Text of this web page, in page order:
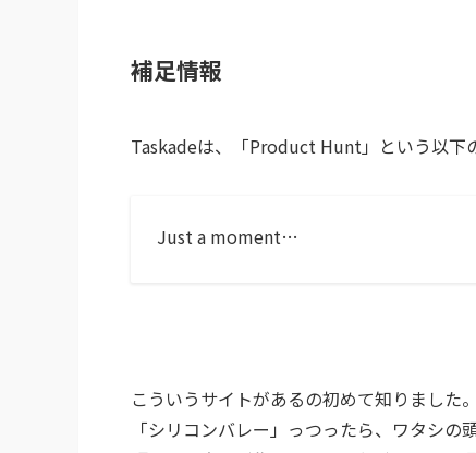
補足情報
Taskadeは、「Product Hunt」という以下
Just a moment…
こういうサイトがあるの初めて知りました。
「シリコンバレー」っつったら、ワタシの